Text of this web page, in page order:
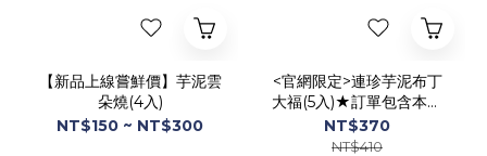
【新品上線嘗鮮價】芋泥雲
朵燒(4入)
NT$150 ~ NT$300
<官網限定>連珍芋泥布丁
大福(5入)★訂單包含本商
品一律週五到貨★
NT$370
NT$410